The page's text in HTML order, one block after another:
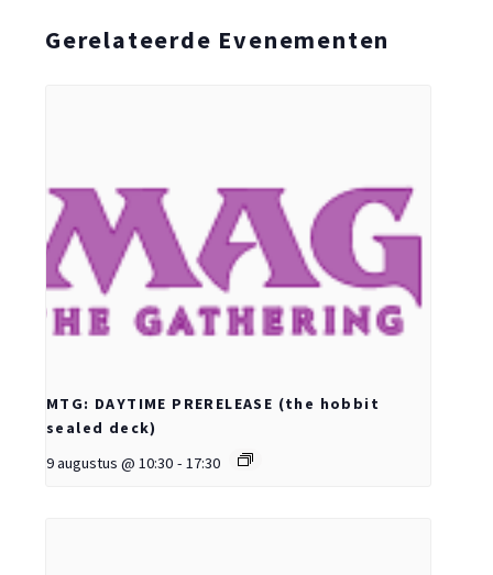
Gerelateerde Evenementen
MTG: DAYTIME PRERELEASE (the hobbit
sealed deck)
9 augustus @ 10:30 - 17:30